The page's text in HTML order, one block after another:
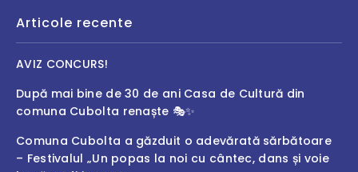
Articole recente
AVIZ CONCURS!
După mai bine de 30 de ani Casa de Cultură din
comuna Cubolta renaște 🎭✨
Comuna Cubolta a găzduit o adevărată sărbătoare
– Festivalul „Un popas la noi cu cântec, dans și voie